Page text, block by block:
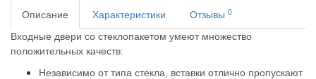
Описание
Характеристики Отзывы 0
Входные двери со стеклопакетом умеют множество
положительных качеств:
Независимо от типа стекла, вставки отлично пропускают